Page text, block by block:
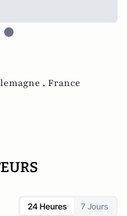
, France
24 Heures 7 Jours